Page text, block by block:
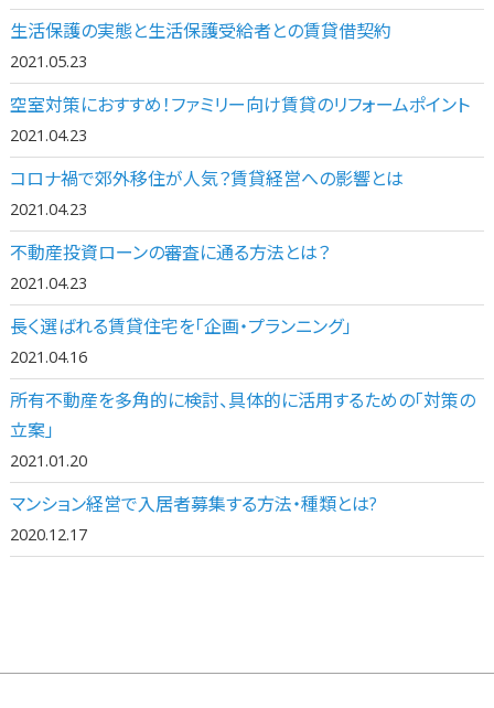
生活保護の実態と生活保護受給者との賃貸借契約
2021.05.23
空室対策におすすめ！ファミリー向け賃貸のリフォームポイント
2021.04.23
コロナ禍で郊外移住が人気？賃貸経営への影響とは
2021.04.23
不動産投資ローンの審査に通る方法とは？
2021.04.23
長く選ばれる賃貸住宅を「企画・プランニング」
2021.04.16
所有不動産を多角的に検討、具体的に活用するための「対策の
立案」
2021.01.20
マンション経営で入居者募集する方法・種類とは?
2020.12.17